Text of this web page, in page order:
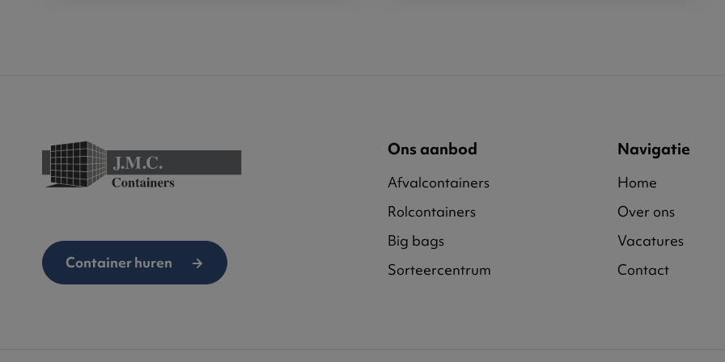
Container huren
Ons aanbod
Afvalcontainers
Rolcontainers
Big bags
Sorteercentrum
Navigatie
Home
Over ons
Vacatures
Contact